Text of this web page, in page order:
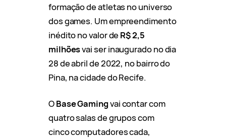
formação de atletas no universo
dos games. Um empreendimento
inédito no valor deR$ 2,5
milhõesvai ser inaugurado no dia
28 de abril de 2022, no bairro do
Pina, na cidade do Recife.
OBase Gamingvai contar com
quatro salas de grupos com
cinco computadores cada,